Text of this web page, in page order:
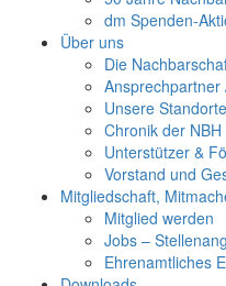
dm Spenden-
Über uns
Die
Unsere Standorte
Chronik der
Unterstützer &
Vorstand und
Mitgliedschaft,
Mitglied werden
Jobs –
Ehrenamtliches